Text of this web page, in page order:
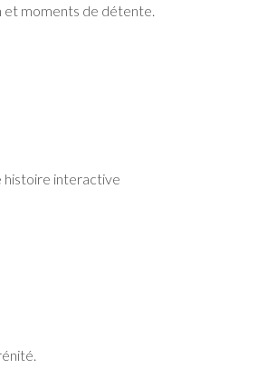
et moments de détente.
histoire interactive